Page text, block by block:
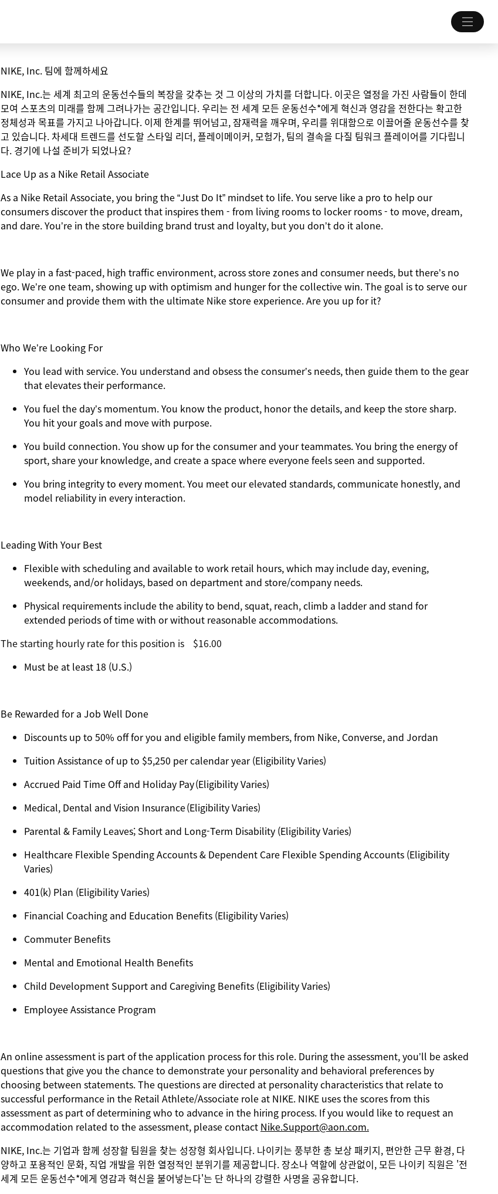
NIKE, Inc. 팀에 함께하세요
NIKE, Inc.는 세계 최고의 운동선수들의 복장을 갖추는 것 그 이상의 가치를 더합니다. 이곳은 열정을 가진 사람들이 한데
모여 스포츠의 미래를 함께 그려나가는 공간입니다. 우리는 전 세계 모든 운동선수*에게 혁신과 영감을 전한다는 확고한
정체성과 목표를 가지고 나아갑니다. 이제 한계를 뛰어넘고, 잠재력을 깨우며, 우리를 위대함으로 이끌어줄 운동선수를 찾
고 있습니다. 차세대 트렌드를 선도할 스타일 리더, 플레이메이커, 모험가, 팀의 결속을 다질 팀워크 플레이어를 기다립니
다. 경기에 나설 준비가 되었나요?
Lace Up as a Nike Retail Associate
As a Nike Retail Associate, you bring the “Just Do It” mindset to life. You serve like a pro to help our
consumers discover the product that inspires them - from living rooms to locker rooms - to move, dream,
and dare. You’re in the store building brand trust and loyalty, but you don’t do it alone.
We play in a fast-paced, high traffic environment, across store zones and consumer needs, but there’s no
ego. We’re one team, showing up with optimism and hunger for the collective win. The goal is to serve our
consumer and provide them with the ultimate Nike store experience. Are you up for it?
Who We’re Looking For
You lead with service.You understand and obsess the consumer’s needs, then guide them to the gear
that elevates their performance.
You fuel the day’s momentum. You know the product, honor the details, and keep the store sharp.
You hit your goals and move with purpose.
You build connection. You show up for the consumer and your teammates. You bring the energy of
sport, share your knowledge, and create a space where everyone feels seen and supported.
You bring integrityto every moment. You meet our elevated standards, communicate honestly, and
model reliability in every interaction.
Leading With Your Best
Flexible with scheduling and available to work retail hours, which may include day, evening,
weekends, and/or holidays, based on department and store/company needs.
Physical requirements include the ability to bend, squat, reach, climb a ladder and stand for
extended periods of time with or without reasonable accommodations.
The starting hourly rate for this position isㅤ$16.00
Must be at least 18 (U.S.)
Be Rewarded for a Job Well Done
Discounts up to 50% off for you and eligible family members, from Nike, Converse, and Jordan
Tuition Assistance of up to $5,250 per calendar year (Eligibility Varies)
Accrued Paid Time Off and Holiday Pay (Eligibility Varies)
Medical, Dental and Vision Insurance (Eligibility Varies)
Parental & Family Leaves; Short and Long-Term Disability (Eligibility Varies)
Healthcare Flexible Spending Accounts & Dependent Care Flexible Spending Accounts (Eligibility
Varies)
401(k) Plan (Eligibility Varies)
Financial Coaching and Education Benefits (Eligibility Varies)
Commuter Benefits
Mental and Emotional Health Benefits
Child Development Support and Caregiving Benefits (Eligibility Varies)
Employee Assistance Program
An online assessment is part of the application process for this role. During the assessment, you’ll be asked
questions that give you the chance to demonstrate your personality and behavioral preferences by
choosing between statements. The questions are directed at personality characteristics that relate to
successful performance in the Retail Athlete/Associate role at NIKE. NIKE uses the scores from this
assessment as part of determining who to advance in the hiring process. If you would like to request an
accommodation related to the assessment, please contact Nike.Support@aon.com.
NIKE, Inc.는 기업과 함께 성장할 팀원을 찾는 성장형 회사입니다. 나이키는 풍부한 총 보상 패키지, 편안한 근무 환경, 다
양하고 포용적인 문화, 직업 개발을 위한 열정적인 분위기를 제공합니다. 장소나 역할에 상관없이, 모든 나이키 직원은 '전
세계 모든 운동선수*에게 영감과 혁신을 불어넣는다'는 단 하나의 강렬한 사명을 공유합니다.